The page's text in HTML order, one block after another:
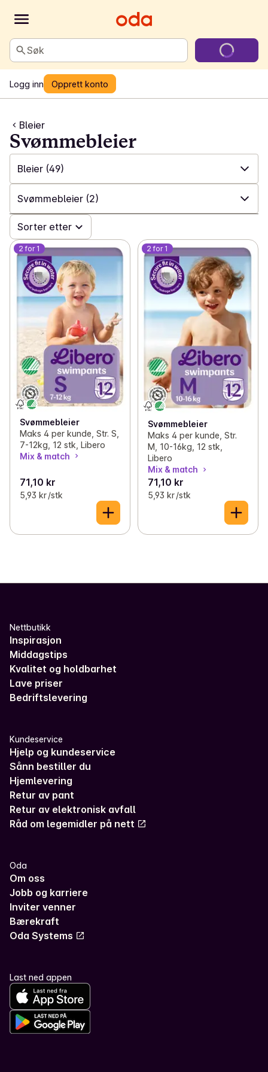
Søk
Logg inn Opprett konto
Bleier
Svømmebleier
Bleier (49)
✓ Alle (259)
✓ Barnemat
✓ Morsmelkerstatning (21)
✓ Bleier(49)
✓ Babypleie (37)
Helseprodukter for barn
✓ Smokker og tåteflasker
✓ Nyttig til barn (1)
Svømmebleier (2)
✓ Alle (49)
✓ Buksebleier (11)
✓ Åpne bleier (26)
✓ Nattbleier (3)
Svømmebleier(2)
✓ Våtservietter og bleieposer (7)
Sorter etter
2 for 1
Svømmebleier
Maks 4 per kunde, Str. S,
7-12kg, 12 stk, Libero
Mix & match
71,10 kr
5,93 kr /stk
2 for 1
Svømmebleier
Maks 4 per kunde, Str.
M, 10-16kg, 12 stk,
Libero
Mix & match
71,10 kr
5,93 kr /stk
Nettbutikk
Inspirasjon
Middagstips
Kvalitet og holdbarhet
Lave priser
Bedriftslevering
Kundeservice
Hjelp og kundeservice
Sånn bestiller du
Hjemlevering
Retur av pant
Retur av elektronisk avfall
Råd om legemidler på nett
Oda
Om oss
Jobb og karriere
Inviter venner
Bærekraft
Oda Systems
Last ned appen